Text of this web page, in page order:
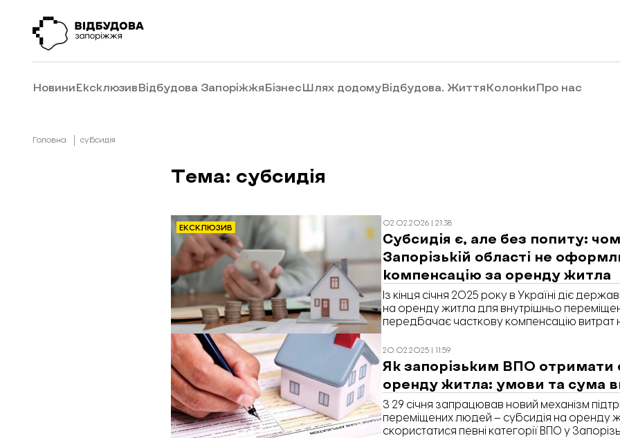
НовиниЕксклюзивВідбудова ЗапоріжжяБізнесШлях додомуВідбудова. ЖиттяКолонкиПро нас
Головна субсидія
Тема: субсидія
ЕКСКЛЮЗИВ
02.02.2026 | 21:38
Субсидія є, але без попиту:
Запорізькій області не
компенсацію за оренду житла
Із кінця січня 2025 року в Україні діє
на оренду житла для внутрішньо
передбачає часткову компенсацію
укладання офіційного договору оренди. У
кількість звернень за цією допомогою
«Відбудова. Запоріжжя» розібралася, як
місцях, чому переселенці рідко
оренду та на яких етапах процес
20.02.2025 | 11:59
Як запорізьким ВПО отримати
оренду житла: умови та сума
З 29 січня запрацював новий механізм
переміщених людей – субсидія на оренду
скористатися певні категорії ВПО у